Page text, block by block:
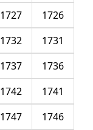
1726
1727
1731
1732
1736
1737
1741
1742
1746
1747